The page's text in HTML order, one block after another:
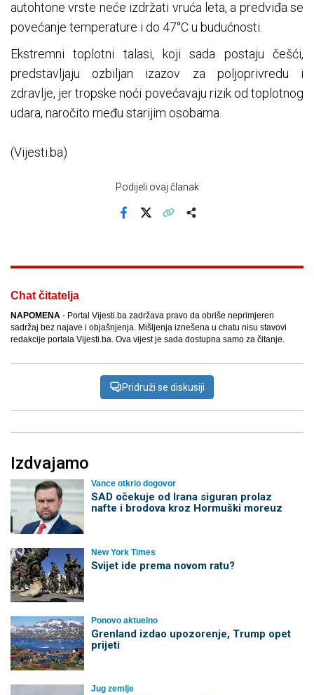
autohtone vrste neće izdržati vruća leta, a predviđa se
povećanje temperature i do 47°C u budućnosti.
Ekstremni toplotni talasi, koji sada postaju češći,
predstavljaju ozbiljan izazov za poljoprivredu i
zdravlje, jer tropske noći povećavaju rizik od toplotnog
udara, naročito među starijim osobama.
(Vijesti.ba)
Podijeli ovaj članak
Chat čitatelja
NAPOMENA - Portal Vijesti.ba zadržava pravo da obriše neprimjeren
sadržaj bez najave i objašnjenja. Mišljenja iznešena u chatu nisu stavovi
redakcije portala Vijesti.ba. Ova vijest je sada dostupna samo za čitanje.
Pridruži se diskusiji
Izdvajamo
Vance otkrio dogovor
SAD očekuje od Irana siguran prolaz
nafte i brodova kroz Hormuški moreuz
New York Times
Svijet ide prema novom ratu?
Ponovo aktuelno
Grenland izdao upozorenje, Trump opet
prijeti
Jug zemlje